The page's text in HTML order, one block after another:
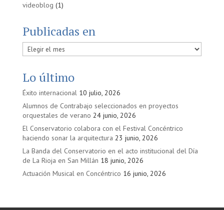
videoblog (1)
Publicadas en
Publicadas
en
Lo último
Éxito internacional 10 julio, 2026
Alumnos de Contrabajo seleccionados en proyectos
orquestales de verano 24 junio, 2026
El Conservatorio colabora con el Festival Concéntrico
haciendo sonar la arquitectura 23 junio, 2026
La Banda del Conservatorio en el acto institucional del Día
de La Rioja en San Millán 18 junio, 2026
Actuación Musical en Concéntrico 16 junio, 2026